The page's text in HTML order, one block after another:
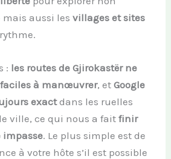
mais aussi lesvillages et sites
: les routes de Gjirokastër ne
à manœuvrer, etGoogle
exactdans les ruelles
ville, ce qui nous a faitfinir
impasse. Le plus simple est de
à votre hôte s’il est possible